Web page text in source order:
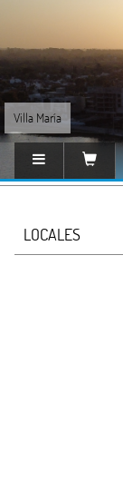
Villa María
LOCALES